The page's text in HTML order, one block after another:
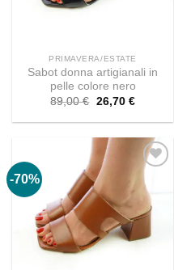
PRIMAVERA/ESTATE
Sabot donna artigianali in
pelle colore nero
89,00€ Il
originale
89,00 €.
26,70 €Il
attuale
26,70 €.
-70%